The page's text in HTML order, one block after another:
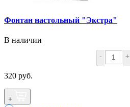
Фонтан настольный "Экстра"
В наличии
- +
320 руб.
+